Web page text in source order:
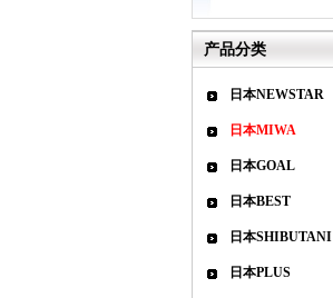
产品分类
日本NEWSTAR
日本MIWA
日本GOAL
日本BEST
日本SHIBUTANI
日本PLUS